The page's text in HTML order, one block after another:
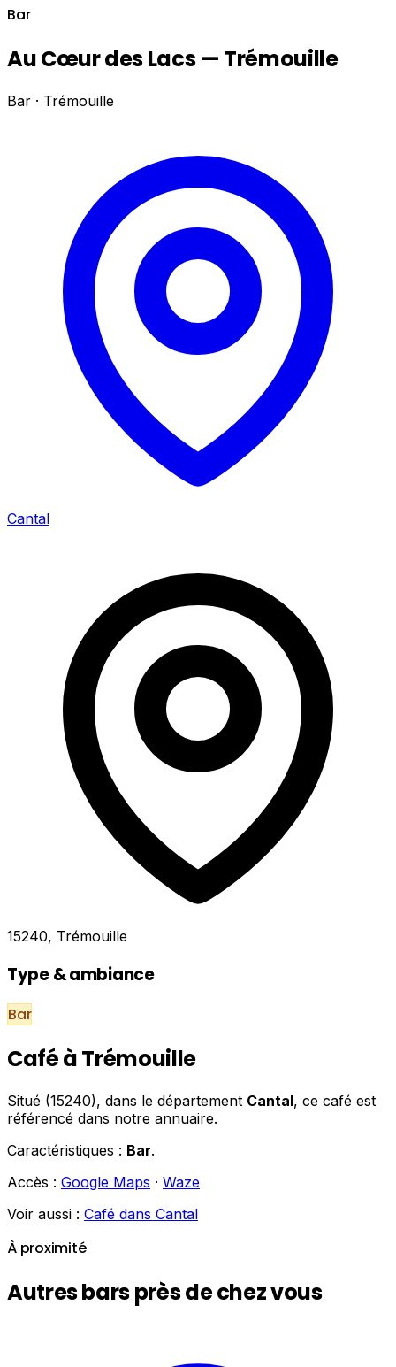
Bar
Au Cœur des Lacs — Trémouille
Bar · Trémouille
Cantal
15240, Trémouille
Type & ambiance
Bar
Café à Trémouille
Situé (15240), dans le département Cantal, ce café est
référencé dans notre annuaire.
Caractéristiques : Bar.
Accès : Google Maps · Waze
Voir aussi : Café dans Cantal
À proximité
Autres bars près de chez vous